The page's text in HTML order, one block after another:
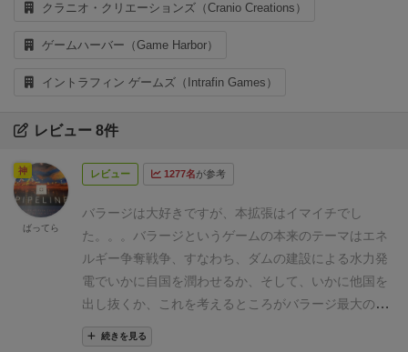
クラニオ・クリエーションズ（Cranio Creations）
ゲームハーバー（Game Harbor）
イントラフィン ゲームズ（Intrafin Games）
レビュー 8件
レビュー 1277名が参考
バラージは大好きですが、本拡張はイマイチでし
た。。。 バラージというゲームの本来のテーマはエネ
ルギー争奪戦争、すなわち、ダムの建設による水力発
電でいかに自国を潤わせるか、そして、いかに他国を
出し抜くか、これを考えるところがバラージ最大の楽
しさのはず。
続きを見る
神
ばってら